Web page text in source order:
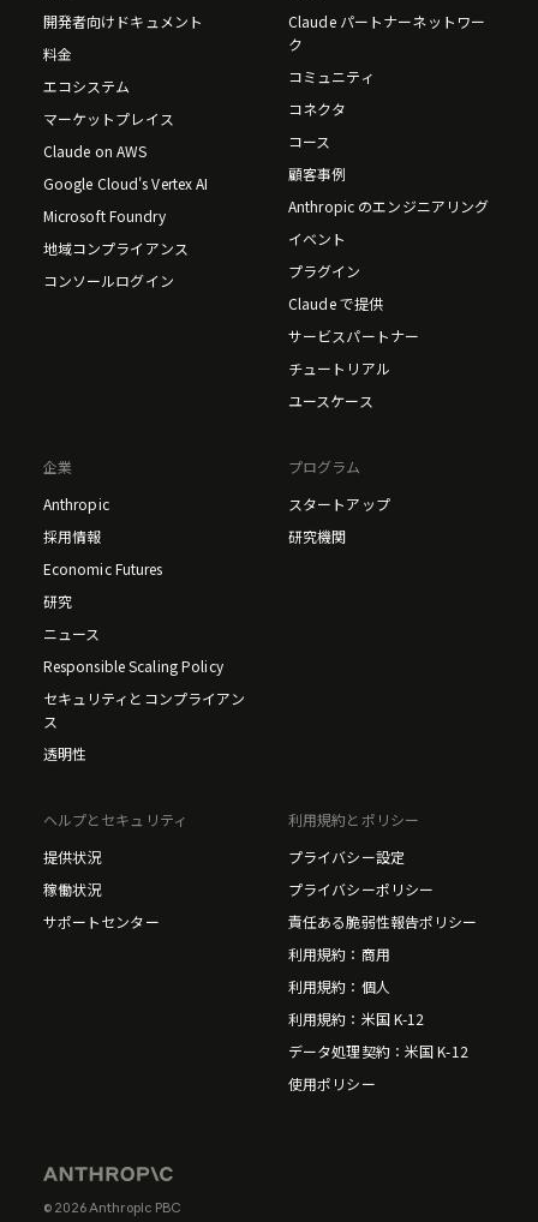
開発者向けドキュメント
料金
エコシステム
マーケットプレイス
Claude on AWS
Google Cloud's Vertex AI
Microsoft Foundry
地域コンプライアンス
コンソールログイン
Claude パートナーネットワー
ク
コミュニティ
コネクタ
コース
顧客事例
Anthropic のエンジニアリング
イベント
プラグイン
Claude で提供
サービスパートナー
チュートリアル
ユースケース
企業
Anthropic
採用情報
Economic Futures
研究
ニュース
Responsible Scaling Policy
セキュリティとコンプライアン
ス
透明性
プログラム
スタートアップ
研究機関
ヘルプとセキュリティ
提供状況
稼働状況
サポートセンター
利用規約とポリシー
プライバシー設定
プライバシーポリシー
責任ある脆弱性報告ポリシー
利用規約：商用
利用規約：個人
利用規約：米国 K-12
データ処理契約：米国 K-12
使用ポリシー
© 2026 Anthropic PBC